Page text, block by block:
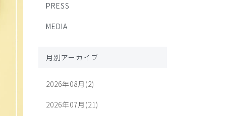
PRESS
MEDIA
月別アーカイブ
2026年08月(2)
2026年07月(21)